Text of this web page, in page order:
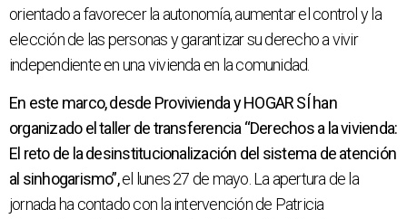
orientado a favorecer la autonomía, aumentar el control y la
elección de las personas y garantizar su derecho a vivir
independiente en una vivienda en la comunidad.
En este marco, desde Provivienda y HOGAR SÍ han
organizado el taller de transferencia “Derechos a la vivienda:
El reto de la desinstitucionalización del sistema de atención
al sinhogarismo”,el lunes 27 de mayo. La apertura de la
jornada ha contado con la intervención de Patricia